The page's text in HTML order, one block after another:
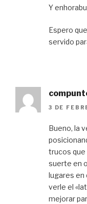
Y
Espero
servido
3 DE
Bueno, la
trucos que
suerte en
lugares en
verle el
mejorar